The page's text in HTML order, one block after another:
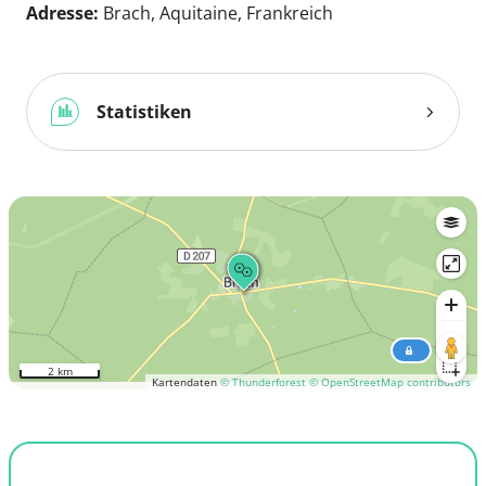
Adresse: Brach, Aquitaine, Frankreich
Statistiken
Kartendaten© Thunderforest © OpenStreetMap contributors
2 km